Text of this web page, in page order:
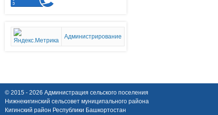
Администрирование
© 2015 - 2026 Администрация сельского поселения
Нижнекигинский сельсовет муниципального района
Кигинский район Республики Башкортостан